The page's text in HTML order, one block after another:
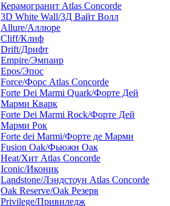
Керамогранит Atlas Concorde
3D White Wall/3Д Вайт Волл
Allure/Аллюрe
Cliff/Клиф
Drift/Дрифт
Empire/Эмпаир
Epos/Эпос
Force/Фoрс Atlas Concorde
Forte Dei Marmi Quark/Форте Дей
Марми Кварк
Forte Dei Marmi Rock/Форте Дей
Марми Рок
Forte dei Marmi/Форте де Марми
Fusion Oak/Фьюжн Оак
Heat/Xит Atlas Concorde
Iconic/Иконик
Landstone/Лэндстоун Atlas Concorde
Oak Reserve/Оak Резepв
Privilege/Привиледж